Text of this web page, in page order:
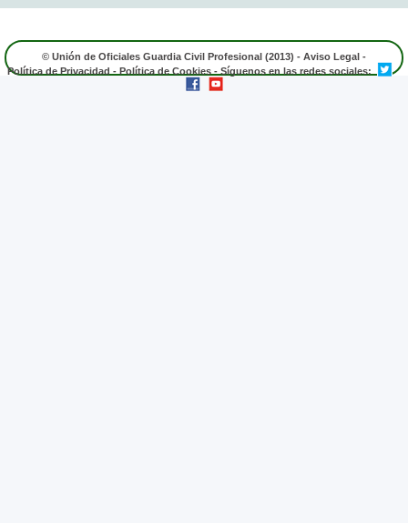
© Unión de Oficiales Guardia Civil Profesional (2013) - Aviso Legal -
Política de Privacidad - Política de Cookies - Síguenos en las redes sociales: